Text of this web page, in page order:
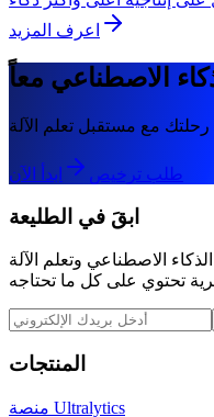
اعرف المزيد
رحلتك مع مستقبل تعلم الآلة
طلب ترخيص ابدأ الآن
ابقَ في الطليعة
الاصطناعي وتعلم الآلة
المنتجات
منصة Ultralytics